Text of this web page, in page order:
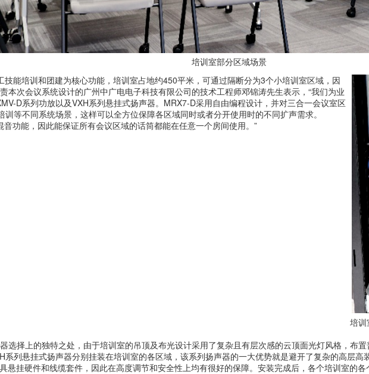
培训室部分区域场景
培训
技能培训和团建为核心功能，培训室占地约450平米，可通过隔断分为3个小培训室区域，因
本次会议系统设计的广州中广电电子科技有限公司的技术工程师邓锦涛先生表示，“我们为业
D系列功放以及VXH系列悬挂式扬声器。MRX7-D采用自由编程设计，并对三合一会议室区
等不同系统场景，这样可以全方位保障各区域同时或者分开使用时的不同扩声需求。
功能，因此能保证所有会议区域的话筒都能在任意一个房间使用。”
选择上的独特之处，由于培训室的吊顶及布光设计采用了复杂且有层次感的云顶面光灯风格，布
系列悬挂式扬声器分别挂装在培训室的各区域，该系列扬声器的一大优势就是避开了复杂的高层高
悬挂硬件和线缆套件，因此在高度调节和安全性上均有很好的保障。安装完成后，各个培训室的